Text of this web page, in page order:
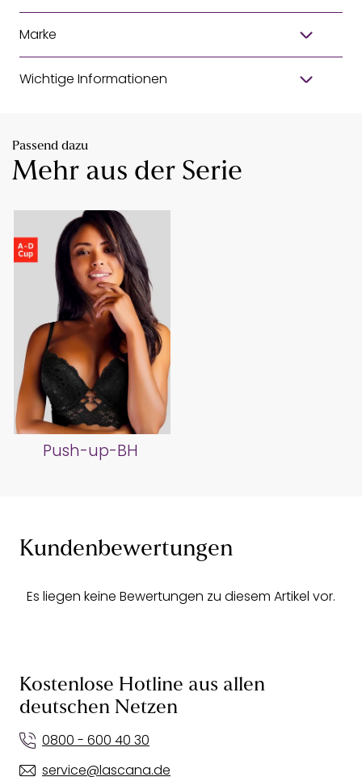
Marke
Wichtige Informationen
Passend dazu
Mehr aus der Serie
Push-up-BH
Kundenbewertungen
Es liegen keine Bewertungen zu diesem Artikel vor.
Kostenlose Hotline aus allen
deutschen Netzen
0800 - 600 40 30
service@lascana.de